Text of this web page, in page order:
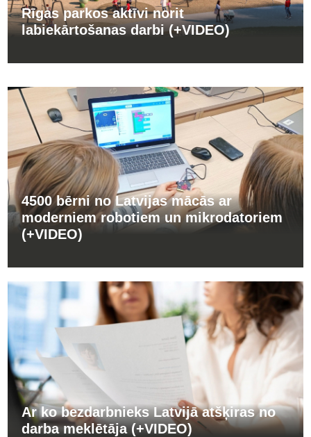
Rīgas parkos aktīvi norit
labiekārtošanas darbi (+VIDEO)
4500 bērni no Latvijas mācās ar
moderniem robotiem un mikrodatoriem
(+VIDEO)
Ar ko bezdarbnieks Latvijā atšķiras no
darba meklētāja (+VIDEO)